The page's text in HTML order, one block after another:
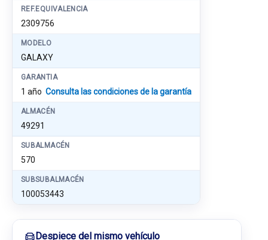
REF.EQUIVALENCIA
2309756
MODELO
GALAXY
GARANTIA
1 año Consulta las condiciones de la garantía
ALMACÉN
49291
SUBALMACÉN
570
SUBSUBALMACÉN
100053443
Despiece del mismo vehículo